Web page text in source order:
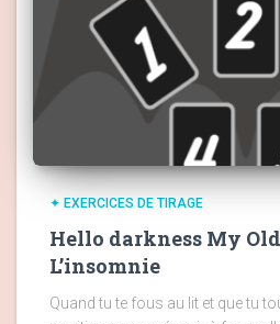
✦ EXERCICES DE TIRAGE
Hello darkness My
L’insomnie
Quand tu te fous au lit et que tu